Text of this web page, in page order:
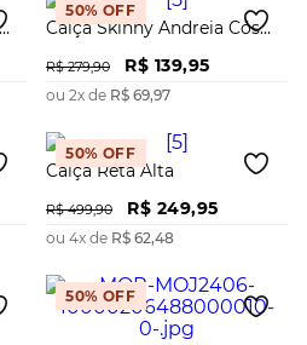
50% OFF
Calça Skinny Andreia Cós
R$ 279,90 R$ 139,95
ou 2x de R$ 69,97
50% OFF
Calça Reta Alta
R$ 499,90 R$ 249,95
ou 4x de R$ 62,48
50% OFF